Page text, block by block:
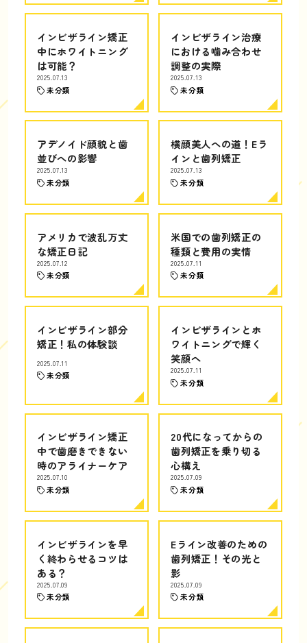
インビザライン矯正
中にホワイトニング
は可能？
2025.07.13
未分類
インビザライン治療
における噛み合わせ
調整の実際
2025.07.13
未分類
アデノイド顔貌と歯
並びへの影響
2025.07.13
未分類
横顔美人への道！Eラ
インと歯列矯正
2025.07.13
未分類
アメリカで波乱万丈
な矯正日記
2025.07.12
未分類
米国での歯列矯正の
種類と費用の実情
2025.07.11
未分類
インビザライン部分
矯正！私の体験談
2025.07.11
未分類
インビザラインとホ
ワイトニングで輝く
笑顔へ
2025.07.11
未分類
インビザライン矯正
中で歯磨きできない
時のアライナーケア
2025.07.10
未分類
20代になってからの
歯列矯正を乗り切る
心構え
2025.07.09
未分類
インビザラインを早
く終わらせるコツは
ある？
2025.07.09
未分類
Eライン改善のための
歯列矯正！その光と
影
2025.07.09
未分類